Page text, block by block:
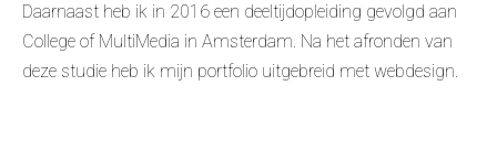
Daarnaast heb ik in 2016 een deeltijdopleiding gevolgd aan
College of MultiMedia in Amsterdam. Na het afronden van
deze studie heb ik mijn portfolio uitgebreid met webdesign.